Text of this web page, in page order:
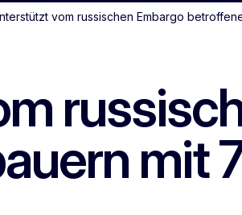
vom russischen Embargo
mit